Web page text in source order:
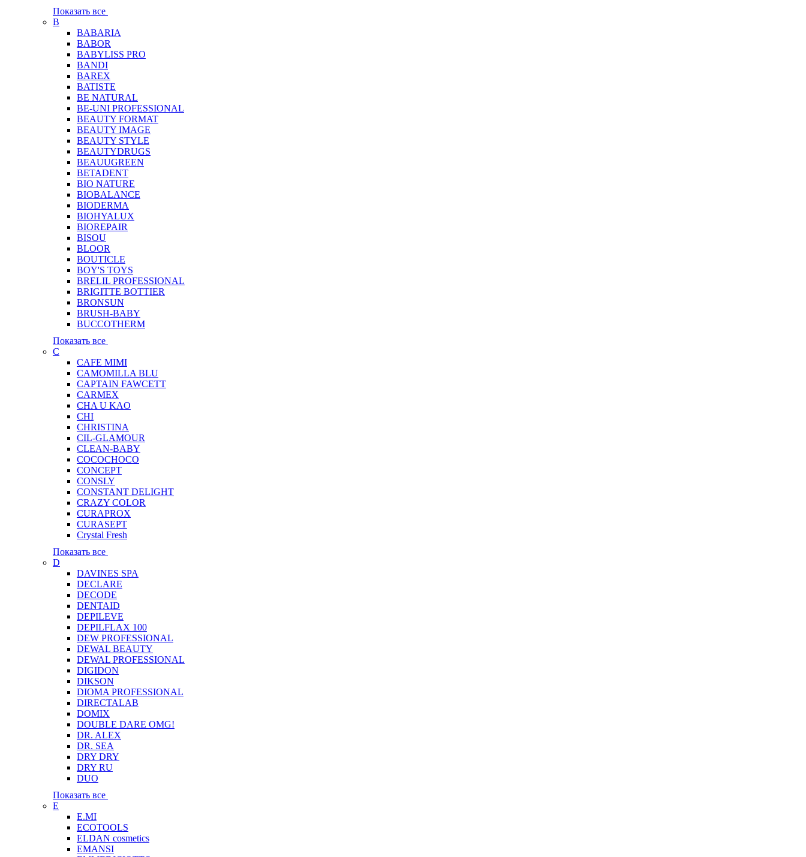
Показать все
B
BABARIA
BABOR
BABYLISS PRO
BANDI
BAREX
BATISTE
BE NATURAL
BE-UNI PROFESSIONAL
BEAUTY FORMAT
BEAUTY IMAGE
BEAUTY STYLE
BEAUTYDRUGS
BEAUUGREEN
BETADENT
BIO NATURE
BIOBALANCE
BIODERMA
BIOHYALUX
BIOREPAIR
BISOU
BLOOR
BOUTICLE
BOY'S TOYS
BRELIL PROFESSIONAL
BRIGITTE BOTTIER
BRONSUN
BRUSH-BABY
BUCCOTHERM
Показать все
C
CAFE MIMI
CAMOMILLA BLU
CAPTAIN FAWCETT
CARMEX
CHA U KAO
CHI
CHRISTINA
CIL-GLAMOUR
CLEAN-BABY
COCOCHOCO
CONCEPT
CONSLY
CONSTANT DELIGHT
CRAZY COLOR
CURAPROX
CURASEPT
Crystal Fresh
Показать все
D
DAVINES SPA
DECLARE
DECODE
DENTAID
DEPILEVE
DEPILFLAX 100
DEW PROFESSIONAL
DEWAL BEAUTY
DEWAL PROFESSIONAL
DIGIDON
DIKSON
DIOMA PROFESSIONAL
DIRECTALAB
DOMIX
DOUBLE DARE OMG!
DR. ALEX
DR. SEA
DRY DRY
DRY RU
DUO
Показать все
E
E.MI
ECOTOOLS
ELDAN cosmetics
EMANSI